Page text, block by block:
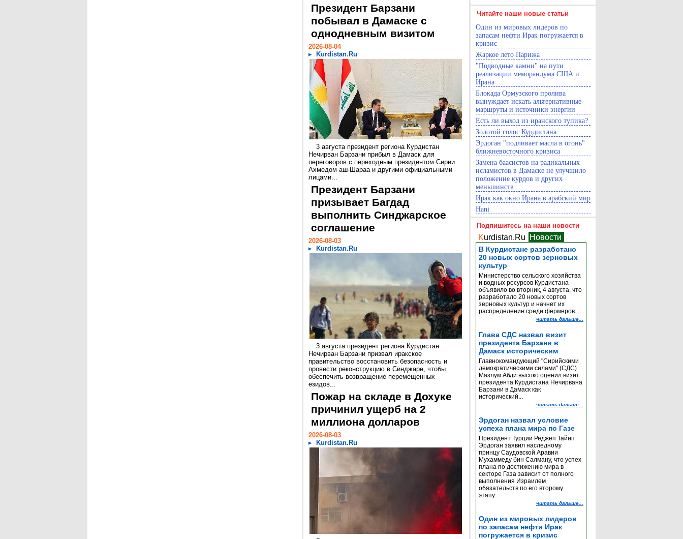
Президент Барзани
побывал в Дамаске с
однодневным визитом
2026-08-04
Kurdistan.Ru
3 августа президент региона Курдистан
Нечирван Барзани прибыл в Дамаск для
переговоров с переходным президентом Сирии
Ахмедом аш-Шараа и другими официальными
лицами...
Президент Барзани
призывает Багдад
выполнить Синджарское
соглашение
2026-08-03
Kurdistan.Ru
3 августа президент региона Курдистан
Нечирван Барзани призвал иракское
правительство восстановить безопасность и
провести реконструкцию в Синджаре, чтобы
обеспечить возвращение перемещенных
езидов...
Пожар на складе в Дохуке
причинил ущерб на 2
миллиона долларов
2026-08-03
Kurdistan.Ru
Читайте наши новые статьи
Один из мировых лидеров по
запасам нефти Ирак погружается в
кризис
Жаркое лето Парижа
"Подводные камни" на пути
реализации меморандума США и
Ирана
Блокада Ормузского пролива
вынуждает искать альтернативные
маршруты и источники энергии
Есть ли выход из иранского тупика?
Золотой голос Курдистана
Эрдоган "подливает масла в огонь"
ближневосточного кризиса
Замена баасистов на радикальных
исламистов в Дамаске не улучшило
положение курдов и других
меньшинств
Ирак как окно Ирана в арабский мир
Hani
Подпишитесь на наши новости
Kurdistan.Ru Новости
В Курдистане разработано
20 новых сортов зерновых
культур
Министерство сельского хозяйства
и водных ресурсов Курдистана
объявило во вторник, 4 августа, что
разработало 20 новых сортов
зерновых культур и начнет их
распределение среди фермеров...
читать дальше...
Глава СДС назвал визит
президента Барзани в
Дамаск историческим
Главнокомандующий "Сирийскими
демократическими силами" (СДС)
Мазлум Абди высоко оценил визит
президента Курдистана Нечирвана
Барзани в Дамаск как
исторический...
читать дальше...
Эрдоган назвал условие
успеха плана мира по Газе
Президент Турции Реджеп Тайип
Эрдоган заявил наследному
принцу Саудовской Аравии
Мухаммеду бин Салману, что успех
плана по достижению мира в
секторе Газа зависит от полного
выполнения Израилем
обязательств по его второму
этапу...
читать дальше...
Один из мировых лидеров
по запасам нефти Ирак
погружается в кризис